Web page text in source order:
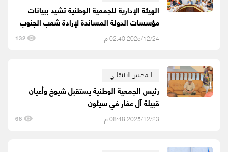
الهيئة الإدارية للجمعية الوطنية تشيد ببيانات
مؤسسات الدولة المساندة لإرادة شعب الجنوب
2025/12/24 02:40 م 132
المجلس الانتقالي
رئيس الجمعية الوطنية يستقبل شيوخ وأعيان
قبيلة آل عفار في سيئون
2025/12/23 08:48 م 68